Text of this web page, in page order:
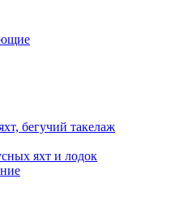
бегучий такелаж
яхт и лодок